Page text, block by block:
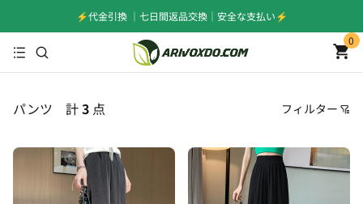
⚡️代金引換 ｜七日間返品交換｜安全な支払い⚡️
0
パンツ 計3 点 フィルター
価格
おすすめ順